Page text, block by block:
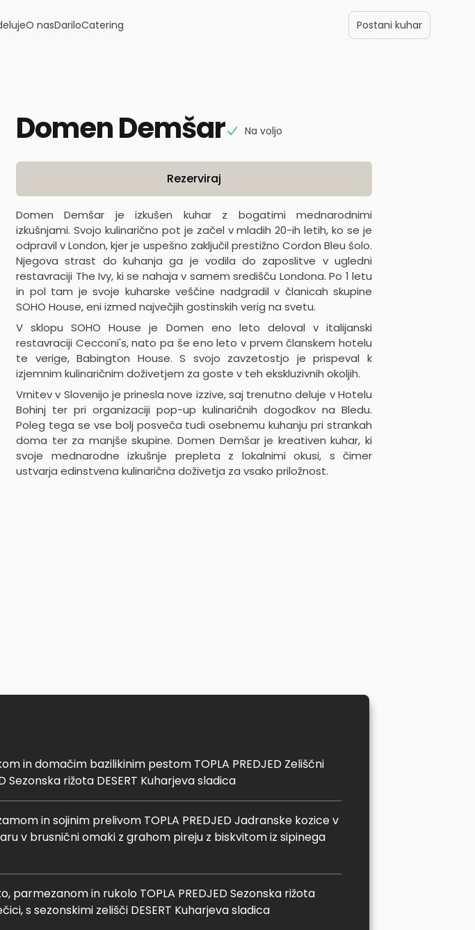
O nasDariloCatering Postani kuhar
Domen Demšar Na voljo
Product information
Rezerviraj
Domen Demšar je izkušen kuhar z bogatimi mednarodnimi
izkušnjami. Svojo kulinarično pot je začel v mladih 20-ih letih, ko se je
odpravil v London, kjer je uspešno zaključil prestižno Cordon Bleu šolo.
Njegova strast do kuhanja ga je vodila do zaposlitve v ugledni
restavraciji The Ivy, ki se nahaja v samem središču Londona. Po 1 letu
in pol tam je svoje kuharske veščine nadgradil v članicah skupine
SOHO House, eni izmed največjih gostinskih verig na svetu.
V sklopu SOHO House je Domen eno leto deloval v italijanski
restavraciji Cecconi's, nato pa še eno leto v prvem članskem hotelu
te verige, Babington House. S svojo zavzetostjo je prispeval k
izjemnim kulinaričnim doživetjem za goste v teh ekskluzivnih okoljih.
Vrnitev v Slovenijo je prinesla nove izzive, saj trenutno deluje v Hotelu
Bohinj ter pri organizaciji pop-up kulinaričnih dogodkov na Bledu.
Poleg tega se vse bolj posveča tudi osebnemu kuhanju pri strankah
doma ter za manjše skupine. Domen Demšar je kreativen kuhar, ki
svoje mednarodne izkušnje prepleta z lokalnimi okusi, s čimer
ustvarja edinstvena kulinarična doživetja za vsako priložnost.
in domačim bazilikinim pestom TOPLA PREDJED Zeliščni
rižota DESERT Kuharjeva sladica
in sojinim prelivom TOPLA PREDJED Jadranske kozice v
v brusnični omaki z grahom pireju z biskvitom iz sipinega
parmezanom in rukolo TOPLA PREDJED Sezonska rižota
s sezonskimi zelišči DESERT Kuharjeva sladica